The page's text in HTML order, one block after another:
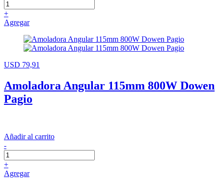
+
Agregar
USD 79,91
Amoladora Angular 115mm 800W Dowen
Pagio
Añadir al carrito
-
+
Agregar